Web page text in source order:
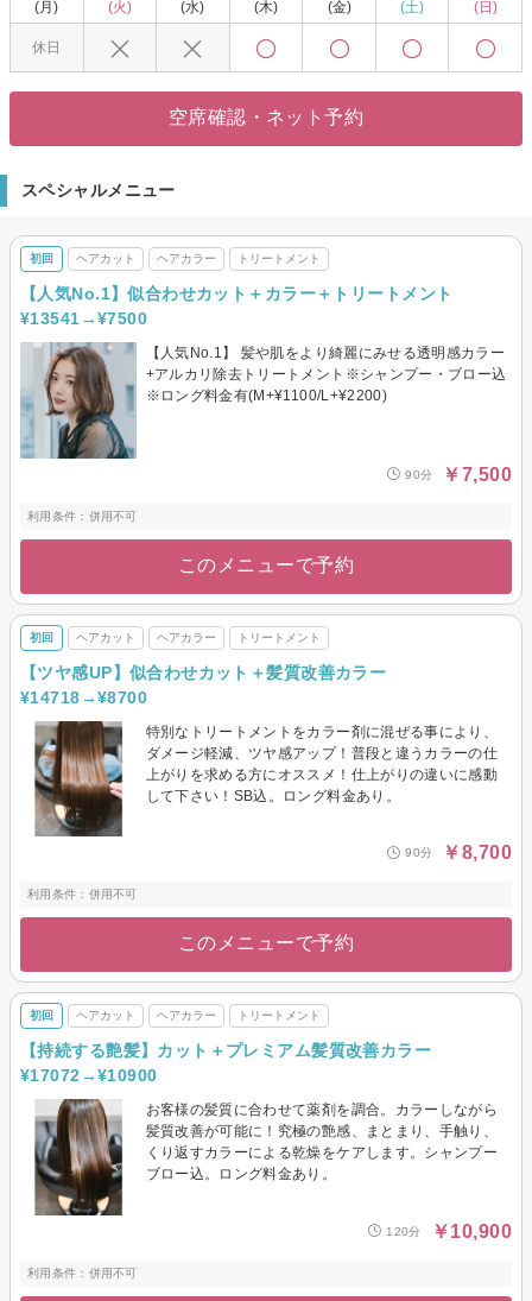
気の秘訣◎
◇「豊見城中央病院前」バス停より徒歩1分
◇クレジットカード／PayPay／楽天ペイ利用可
◇スパ専門店並みの極上ヘッドスパメニューあり
髪カット/ヘッドスパ/縮毛矯正/ブリーチ/学割U24/白髪ぼかし/白髪染め
(月)
休日
(火)
(水)
(木)
(金)
(土)
(日)
空席確認・ネット予約
スペシャルメニュー
初回 ヘアカット ヘアカラー トリートメント
【人気No.1】似合わせカット＋カラー＋トリートメント
¥13541→¥7500
【人気No.1】 髪や肌をより綺麗にみせる透明感カラー
+アルカリ除去トリートメント※シャンプー・ブロー込
※ロング料金有(M+¥1100/L+¥2200)
90分 ￥7,500
利用条件：併用不可
このメニューで予約
初回 ヘアカット ヘアカラー トリートメント
【ツヤ感UP】似合わせカット＋髪質改善カラー
¥14718→¥8700
特別なトリートメントをカラー剤に混ぜる事により、
ダメージ軽減、ツヤ感アップ！普段と違うカラーの仕
上がりを求める方にオススメ！仕上がりの違いに感動
して下さい！SB込。ロング料金あり。
90分 ￥8,700
利用条件：併用不可
このメニューで予約
初回 ヘアカット ヘアカラー トリートメント
【持続する艶髪】カット＋プレミアム髪質改善カラー
¥17072→¥10900
お客様の髪質に合わせて薬剤を調合。カラーしながら
髪質改善が可能に！究極の艶感、まとまり、手触り、
くり返すカラーによる乾燥をケアします。シャンプー
ブロー込。ロング料金あり。
120分 ￥10,900
利用条件：併用不可